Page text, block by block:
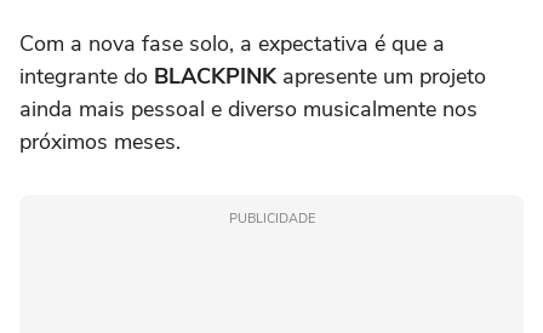
Com a nova fase solo, a expectativa é que a
integrante do BLACKPINK apresente um projeto
ainda mais pessoal e diverso musicalmente nos
próximos meses.
PUBLICIDADE